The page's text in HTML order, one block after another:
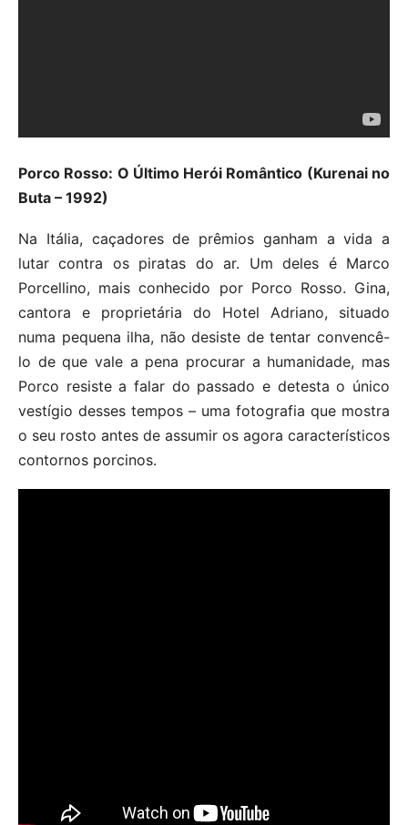
Porco Rosso: O Último Herói Romântico (Kurenai no
Buta – 1992)
Na Itália, caçadores de prêmios ganham a vida a
lutar contra os piratas do ar. Um deles é Marco
Porcellino, mais conhecido por Porco Rosso. Gina,
cantora e proprietária do Hotel Adriano, situado
numa pequena ilha, não desiste de tentar convencê-
lo de que vale a pena procurar a humanidade, mas
Porco resiste a falar do passado e detesta o único
vestígio desses tempos – uma fotografia que mostra
o seu rosto antes de assumir os agora característicos
contornos porcinos.